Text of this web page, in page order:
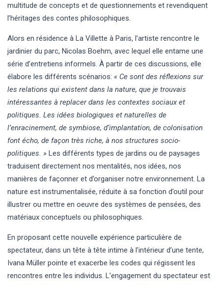
multitude de concepts et de questionnements et revendiquent
l’héritages des contes philosophiques.
Alors en résidence à La Villette à Paris, l’artiste rencontre le
jardinier du parc, Nicolas Boehm, avec lequel elle entame une
série d’entretiens informels. À partir de ces discussions, elle
élabore les différents scénarios: « Ce sont des réflexions sur
les relations qui existent dans la nature, que je trouvais
intéressantes à replacer dans les contextes sociaux et
politiques. Les idées biologiques et naturelles de
l’enracinement, de symbiose, d’implantation, de colonisation
font écho, de façon très riche, à nos structures socio-
politiques. » Les différents types de jardins ou de paysages
traduisent directement nos mentalités, nos idées, nos
manières de façonner et d’organiser notre environnement. La
nature est instrumentalisée, réduite à sa fonction d’outil pour
illustrer ou mettre en oeuvre des systèmes de pensées, des
matériaux conceptuels ou philosophiques.
En proposant cette nouvelle expérience particulière de
spectateur, dans un tête à tête intime à l’intérieur d’une tente,
Ivana Müller pointe et exacerbe les codes qui régissent les
rencontres entre les individus. L’engagement du spectateur est